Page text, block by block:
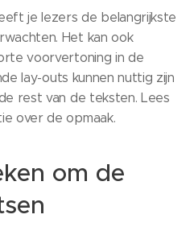
je lezers de belangrijkste
Het kan ook
voorvertoning in de
lay-outs kunnen nuttig zijn
rest van de teksten. Lees
over de opmaak.
om de